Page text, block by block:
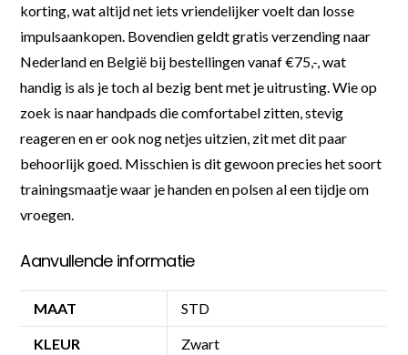
korting, wat altijd net iets vriendelijker voelt dan losse
impulsaankopen. Bovendien geldt gratis verzending naar
Nederland en België bij bestellingen vanaf €75,-, wat
handig is als je toch al bezig bent met je uitrusting. Wie op
zoek is naar handpads die comfortabel zitten, stevig
reageren en er ook nog netjes uitzien, zit met dit paar
behoorlijk goed. Misschien is dit gewoon precies het soort
trainingsmaatje waar je handen en polsen al een tijdje om
vroegen.
Aanvullende informatie
MAAT STD
KLEUR Zwart